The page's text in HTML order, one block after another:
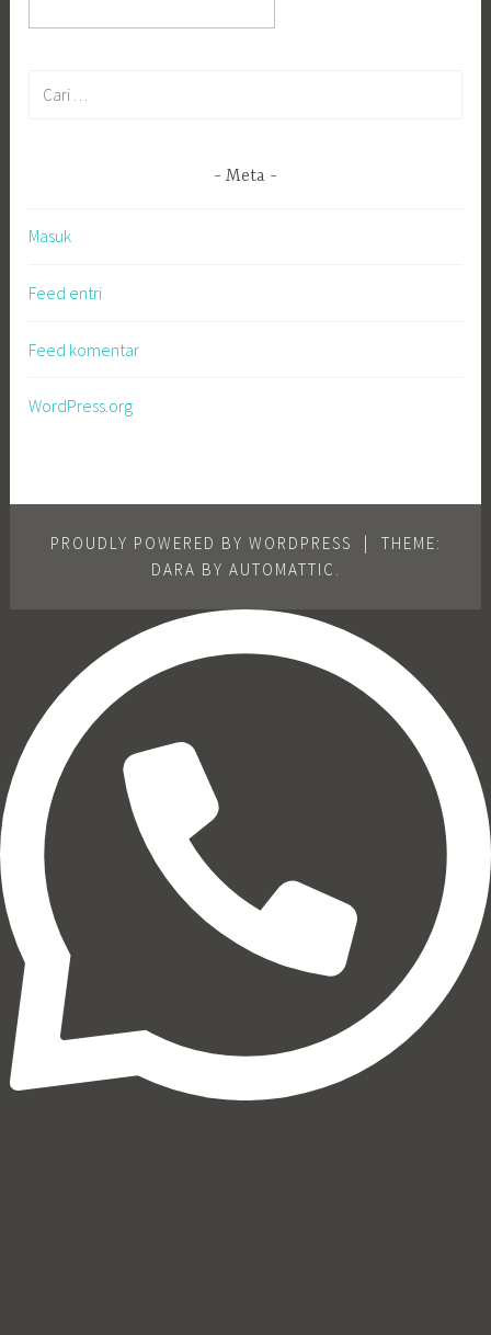
Meta
Masuk
Feed entri
Feed komentar
WordPress.org
PROUDLY POWERED BY WORDPRESS |
THEME:
DARA BY AUTOMATTIC .